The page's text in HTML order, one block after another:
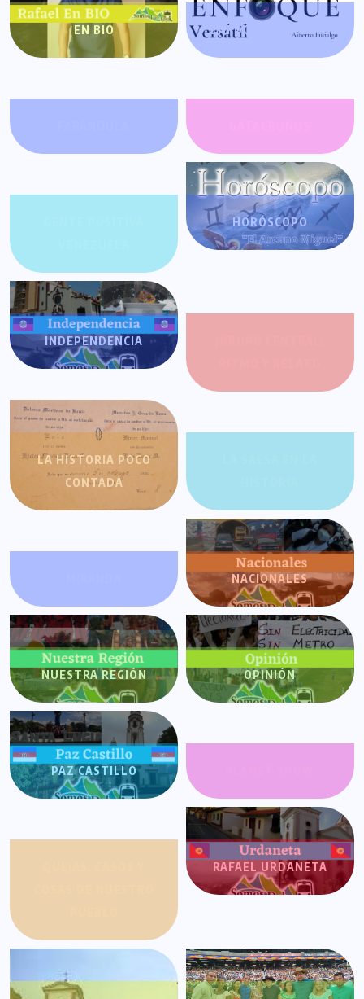
EN BIO ENFOQUE VERSÁTIL
HORÓSCOPO
INDEPENDENCIA
LA HISTORIA POCO
CONTADA
NACIONALES
NUESTRA REGIÓN OPINIÓN
PAZ CASTILLO
RAFAEL URDANETA